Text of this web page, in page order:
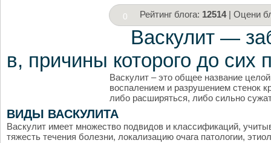
0 Рейтинг блога: 12514| Оцени
Васкулит —
в, причины которого до сих
Васкулит – это общее название
воспалением и разрушением стенок
либо расширяться, либо сильно
ВИДЫ ВАСКУЛИТА
Васкулит имеет множество подвидов и классификаций,
тяжесть течения болезни, локализацию очага патологии,